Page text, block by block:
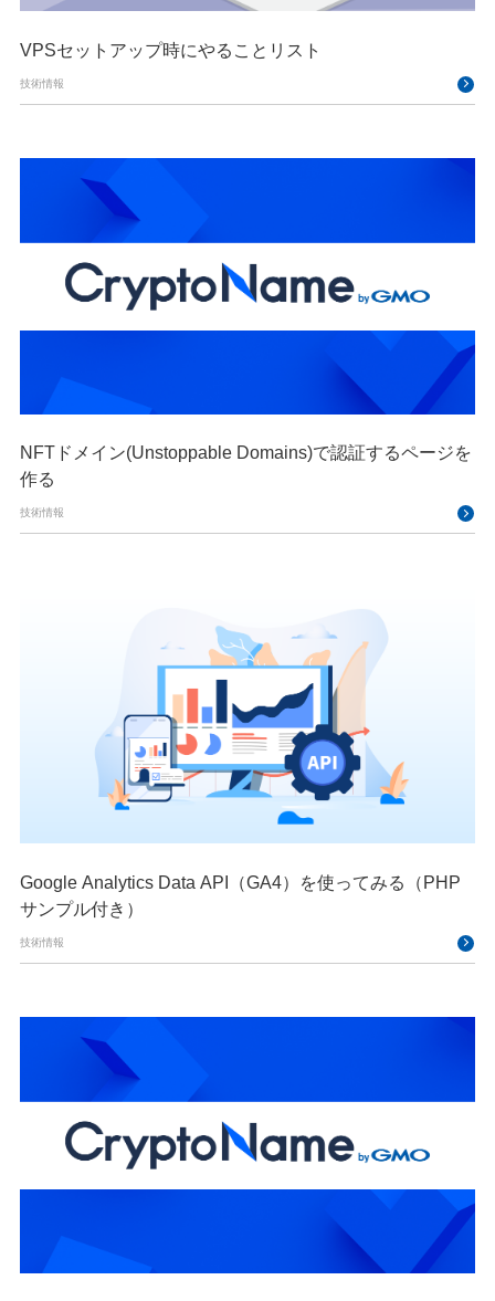
VPSセットアップ時にやることリスト
技術情報
NFTドメイン(Unstoppable Domains)で認証するページを
作る
技術情報
Google Analytics Data API（GA4）を使ってみる（PHP
サンプル付き）
技術情報